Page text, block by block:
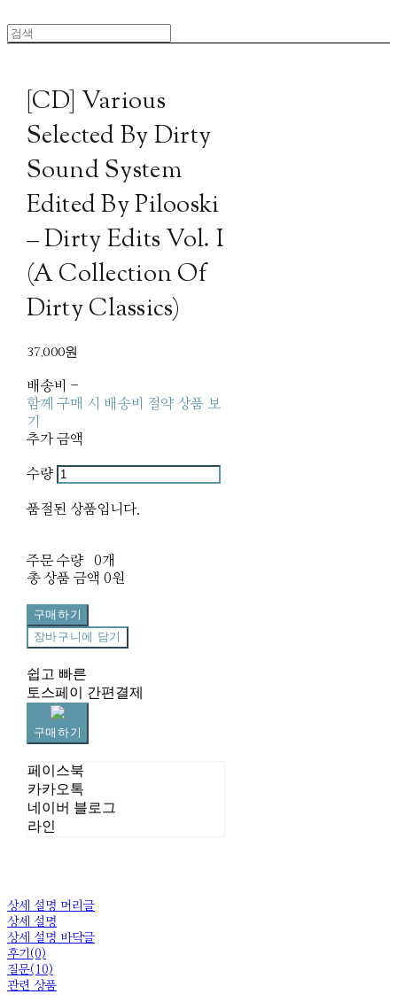
[CD] Various
Selected By Dirty
Sound System
Edited By Pilooski
– Dirty Edits Vol. I
(A Collection Of
Dirty Classics)
37,000원
배송비 -
함께 구매 시 배송비 절약 상품 보
기
추가 금액
수량
품절된 상품입니다.
주문 수량
0개
총 상품 금액 0원
구매하기
장바구니에 담기
쉽고 빠른
토스페이 간편결제
구매하기
페이스북
카카오톡
네이버 블로그
라인
상세 설명 머리글
상세 설명
상세 설명 바닥글
후기(0)
질문(10)
관련 상품